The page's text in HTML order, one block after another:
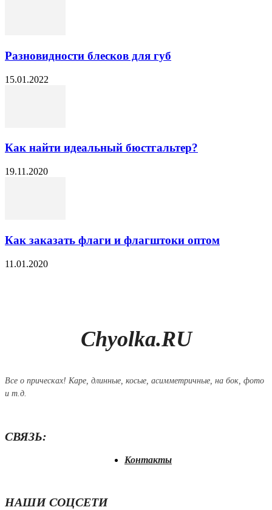
Разновидности блесков для губ
15.01.2022
Как найти идеальный бюстгальтер?
19.11.2020
Как заказать флаги и флагштоки оптом
11.01.2020
Chyolka.RU
Все о прическах! Каре, длинные, косые, асимметричные, на бок, фото
и т.д.
СВЯЗЬ:
Контакты
НАШИ СОЦСЕТИ